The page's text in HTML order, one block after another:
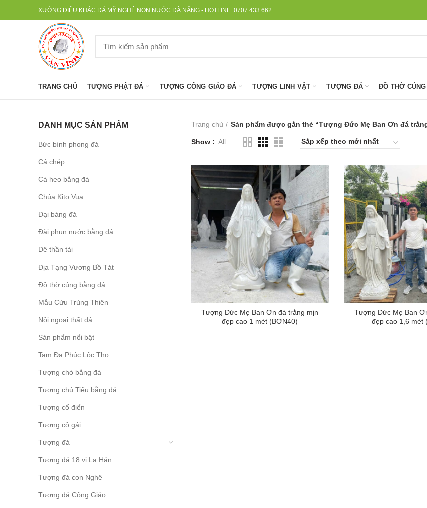
XƯỞNG ĐIÊU KHẮC ĐÁ MỸ NGHỆ NON NƯỚC ĐÀ NẴNG - HOTLINE: 0707.433.662
TRANG CHỦ TƯỢNG PHẬT ĐÁ TƯỢNG CÔNG GIÁO ĐÁ TƯỢNG LINH VẬT TƯỢNG ĐÁ ĐỒ THỜ CÚNG
DANH MỤC SẢN PHẨM
Bức bình phong đá
Cá chép
Cá heo bằng đá
Chúa Kito Vua
Đại bàng đá
Đài phun nước bằng đá
Dê thần tài
Địa Tạng Vương Bồ Tát
Đồ thờ cúng bằng đá
Mẫu Cửu Trùng Thiên
Nội ngoại thất đá
Sản phẩm nổi bật
Tam Đa Phúc Lộc Thọ
Tượng chó bằng đá
Tượng chú Tiểu bằng đá
Tượng cổ điển
Tượng cô gái
Tượng đá
Tượng đá 18 vị La Hán
Tượng đá con Nghê
Tượng đá Công Giáo
Trang chủ Sản phẩm được gắn thẻ “Tượng Đức Mẹ Ban Ơn đá
Show All
Tượng Đức Mẹ Ban Ơn đá trắng mịn
đẹp cao 1 mét (BƠN40)
Tượng Đức Mẹ Ban
đẹp cao 1,6 mét